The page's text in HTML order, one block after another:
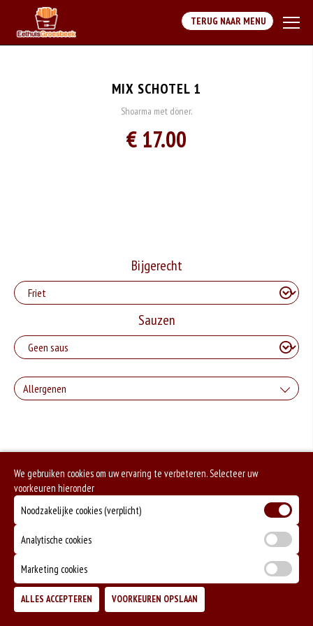
TERUG NAAR MENU
MIX SCHOTEL 1
Shoarma met döner.
€ 17.00
Bijgerecht
Sauzen
Allergenen
We gebruiken cookies om uw ervaring te verbeteren. Selecteer uw
voorkeuren hieronder
Noodzakelijke cookies (verplicht)
Analytische cookies
Marketing cookies
ALLES ACCEPTEREN VOORKEUREN OPSLAAN